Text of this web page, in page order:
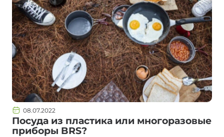
08.07.2022
Посуда из пластика или многоразовые
приборы BRS?